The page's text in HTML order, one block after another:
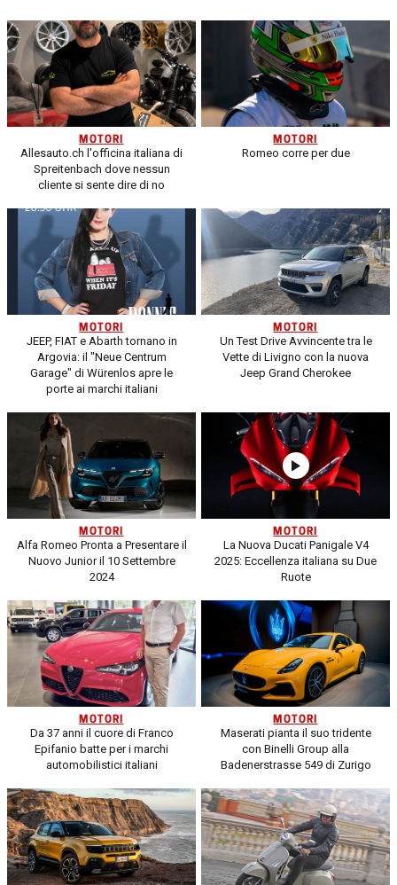
MOTORI
Allesauto.ch l'officina italiana di
Spreitenbach dove nessun
cliente si sente dire di no
MOTORI
Romeo corre per due
MOTORI
JEEP, FIAT e Abarth tornano in
Argovia: il "Neue Centrum
Garage" di Würenlos apre le
porte ai marchi italiani
MOTORI
Un Test Drive Avvincente tra le
Vette di Livigno con la nuova
Jeep Grand Cherokee
MOTORI
Alfa Romeo Pronta a Presentare il
Nuovo Junior il 10 Settembre
2024
MOTORI
La Nuova Ducati Panigale V4
2025: Eccellenza italiana su Due
Ruote
MOTORI
Da 37 anni il cuore di Franco
Epifanio batte per i marchi
automobilistici italiani
MOTORI
Maserati pianta il suo tridente
con Binelli Group alla
Badenerstrasse 549 di Zurigo